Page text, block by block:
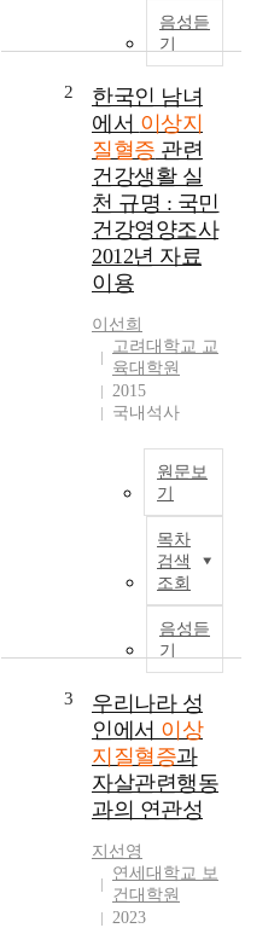
음성듣
기
2
한국인 남녀
에서 이상지
질혈증 관련
건강생활 실
천 규명 : 국민
건강영양조사
2012년 자료
이용
이선희
고려대학교 교
육대학원
2015
국내석사
원문보
기
목차
검색
조회
음성듣
기
3
우리나라 성
인에서 이상
지질혈증과
자살관련행동
과의 연관성
지선영
연세대학교 보
건대학원
2023